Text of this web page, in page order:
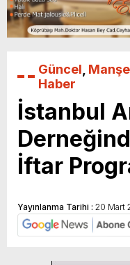
Güncel
Haber
İstanbul
İftar
Yayınlanma Tarihi : 20 Mart